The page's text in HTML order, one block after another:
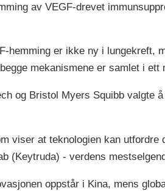
av VEGF-drevet
hemming er ikke ny i lungekreft,
mekanismene er samlet i ett
og Bristol Myers Squibb valgte
viser at teknologien kan utfordre
(Keytruda) - verdens
oppstår i Kina, mens